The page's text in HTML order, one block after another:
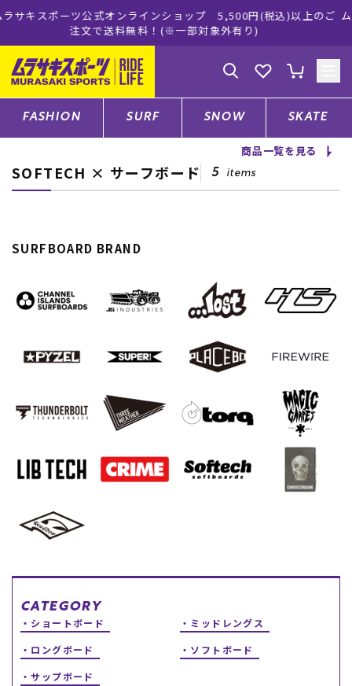
込)以上のご ムラサキスポーツ公式オンラインショップ 新作続々
買い物をお楽しみください♪
ゲスト様
ログイン 会員登録
店舗一覧
ファッションTOP
スケートTOP
ブランド一覧
覧
中古/アウトレット サー
フ
ー
ギフトラッピング
よくある質問
お問い合わせ
FASHION SURF SNOW SKATE
商品一覧を見る
SOFTECH × サーフボード 5 items
SURFBOARD BRAND
CATEGORY
ショートボード
ミッドレングス
ロングボード
ソフトボード
サップボード